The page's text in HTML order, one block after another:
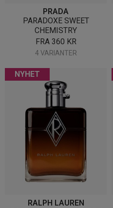
PRADA
PARADOXE SWEET
CHEMISTRY
FRA 360 KR
4 VARIANTER
NYHET
RALPH LAUREN